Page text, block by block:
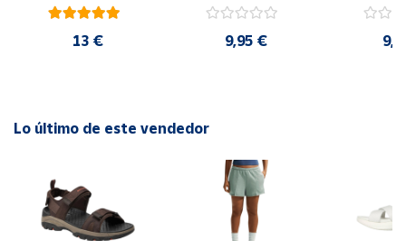
13 € 9,95 €
Lo último de este vendedor